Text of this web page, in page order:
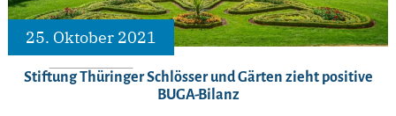
25. Oktober 2021
Stiftung Thüringer Schlösser und Gärten zieht positive
BUGA-Bilanz